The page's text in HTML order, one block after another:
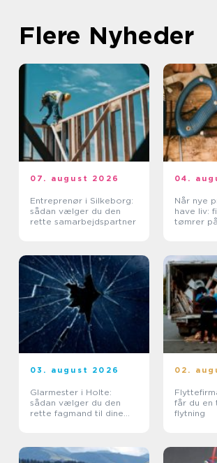
Flere Nyheder
07. august 2026
Entreprenør i Silkeborg:
sådan vælger du den
rette samarbejdspartner
04.
Når nye
have liv:
tømrer
03. august 2026
Glarmester i Holte:
sådan vælger du den
rette fagmand til dine
02.
Flyttefirma
får du en
flytning